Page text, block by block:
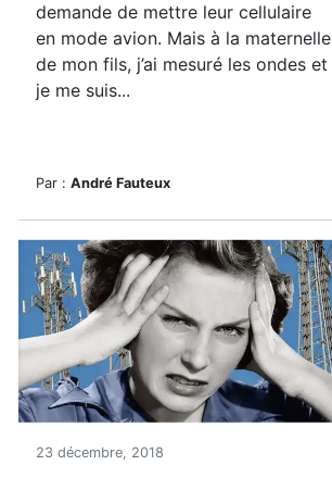
demande de mettre leur cellulaire
en mode avion. Mais à la maternelle
de mon fils, j’ai mesuré les ondes et
je me suis...
Par : André Fauteux
23 décembre, 2018